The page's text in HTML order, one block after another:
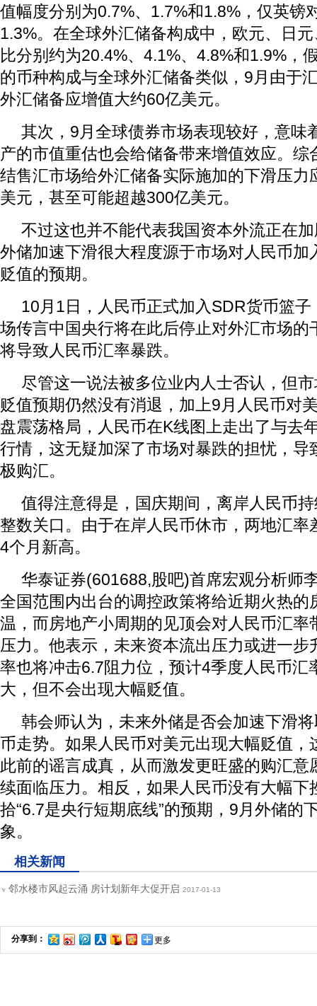
值幅度分别为0.7%、1.7%和1.8%，仅英镑
1.3%。在全球外汇储备构成中，欧元、日
比分别约为20.4%、4.1%、4.8%和1.9%，
的币种构成与全球外汇储备类似，9月由于
外汇储备应增值大约60亿美元。
其次，9月全球债券市场表现较好，意味
产的市值重估也会给储备带来增值效应。综
结售汇市场给外汇储备实际施加的下滑压力
美元，甚至可能超越300亿美元。
不过这也并不能代表我国资本外流正在
外储加速下滑很大程度源于市场对人民币加
贬值的预期。
10月1日，人民币正式加入SDR货币篮
场传言中国央行将在此后停止对外汇市场的
将导致人民币汇率暴跌。
尽管这一说法被多位业内人士否认，但
贬值预期仍然没有消退，加上9月人民币对
盘震荡格局，人民币在K线图上走出了与去
行情，这无疑加深了市场对暴跌的担忧，导
极购汇。
值得注意得是，国庆期间，离岸人民币
整数关口。由于在岸人民币休市，两地汇率
4个月新高。
华泰证券(601688,股吧)首席宏观分析师
全国范围内出台的调控政策将给近期火热的
温，而房地产小周期的见顶会对人民币汇率
压力。他表示，未来资本流出压力或进一步
率也将冲击6.7阻力位，预计4季度人民币汇
大，但不会出现大幅贬值。
韩会师认为，未来外储是否会加速下滑
币走势。如果人民币对美元出现大幅贬值，
此前的谣言成真，从而激发更旺盛的购汇意
续面临压力。相反，如果人民币没有大幅下
拾“6.7是央行短期底线”的预期，9月外储的
象。
相关新闻
v 邻水楼市风起云涌 房计划新年大促开启 2017-01-13
分享到： 更多